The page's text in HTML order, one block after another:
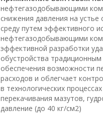
нефтегазодобывающими
снижения давления на
среду путем эффективного
нефтегазодобывающими
эффективной разработки
обустройства
обеспечения возможности
расходов и облегчает
в технологических
перекачивания мазутов,
давление (до 40 кг/см2)